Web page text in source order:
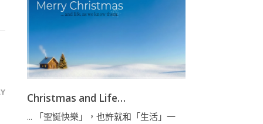
Christmas and Life…
... 「聖誕快樂」，也許就和「生活」一